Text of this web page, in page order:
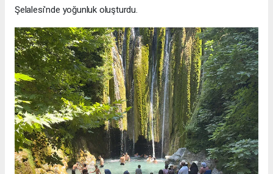
Şelalesi'nde yoğunluk oluşturdu.